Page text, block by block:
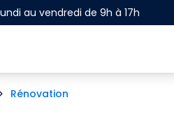
au vendredi de 9h à 17h
Rénovation